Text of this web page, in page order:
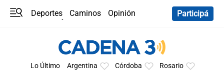
Deportes Caminos
Opinión
Participá
Lo Último Argentina Córdoba Rosario